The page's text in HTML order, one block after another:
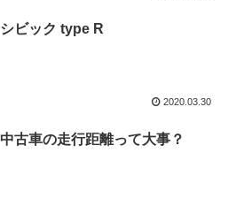
シビック type R
2020.03.30
中古車の走行距離って大事？